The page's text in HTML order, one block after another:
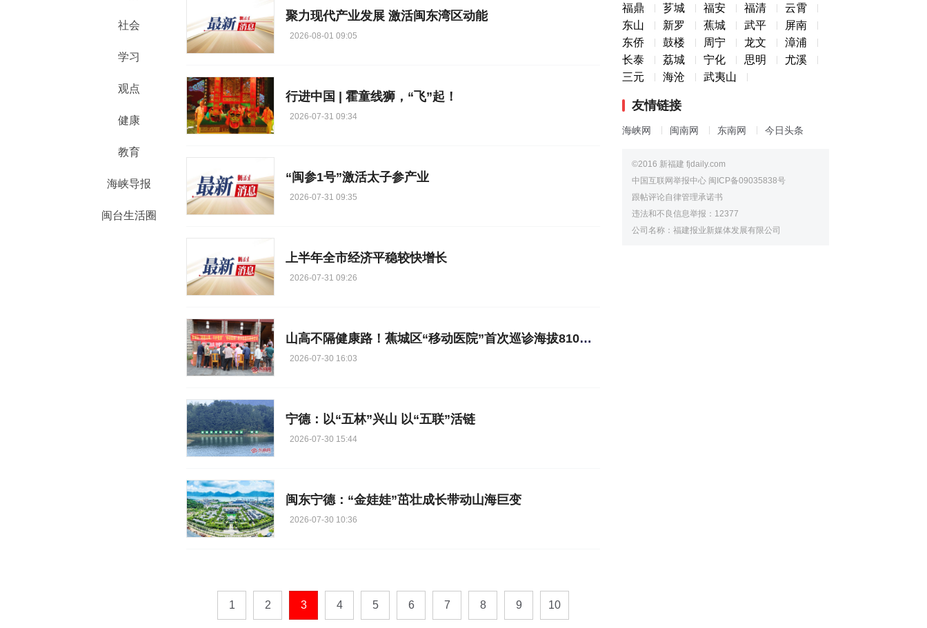
社会
学习
观点
健康
教育
海峡导报
闽台生活圈
聚力现代产业发展 激活闽东湾区动能
2026-08-01 09:05
行进中国 | 霍童线狮，“飞”起！
2026-07-31 09:34
“闽参1号”激活太子参产业
2026-07-31 09:35
上半年全市经济平稳较快增长
2026-07-31 09:26
山高不隔健康路！蕉城区“移动医院”首次巡诊海拔810米吴峰村
2026-07-30 16:03
宁德：以“五林”兴山 以“五联”活链
2026-07-30 15:44
闽东宁德：“金娃娃”茁壮成长带动山海巨变
2026-07-30 10:36
1 2 3 4 5 6 7 8 9 10
福鼎
芗城 福安 福清
云霄
东山
新罗 蕉城 武平
屏南
东侨
鼓楼 周宁 龙文
漳浦
长泰
荔城 宁化 思明
尤溪
三元
海沧 武夷山
友情链接
海峡网 闽南网 东南网 今日头条
©2016 新福建 fjdaily.com
中国互联网举报中心 闽ICP备09035838号
跟帖评论自律管理承诺书
违法和不良信息举报：12377
公司名称：福建报业新媒体发展有限公司